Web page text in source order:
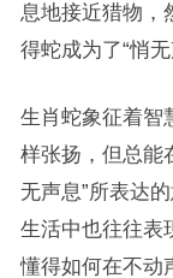
息地接近猎物，
得蛇成为了“悄
生肖蛇象征着智
样张扬，但总能
无声息”所表达
生活中也往往表
懂得如何在不动